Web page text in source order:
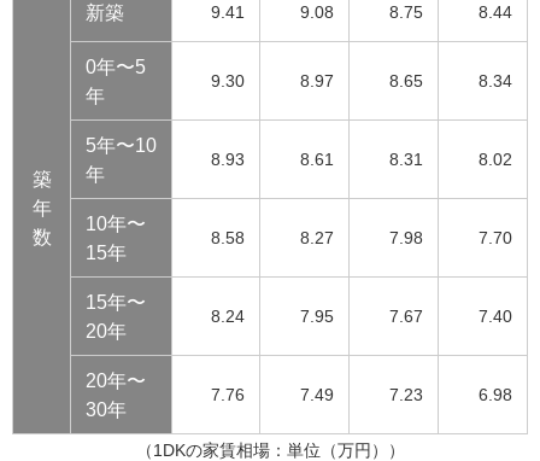
築
年
数
新築 9.41 9.08 8.75 8.44
0年〜5
年
9.30 8.97 8.65 8.34
5年〜10
年
8.93 8.61 8.31 8.02
10年〜
15年
8.58 8.27 7.98 7.70
15年〜
20年
8.24 7.95 7.67 7.40
20年〜
30年
7.76 7.49 7.23 6.98
（1DKの家賃相場：単位（万円））